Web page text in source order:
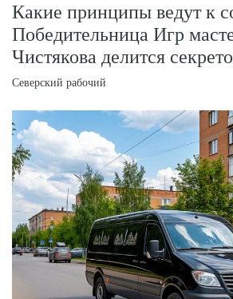
Какие принципы ведут к
Победительница Игр
Чистякова делится
Северский рабочий